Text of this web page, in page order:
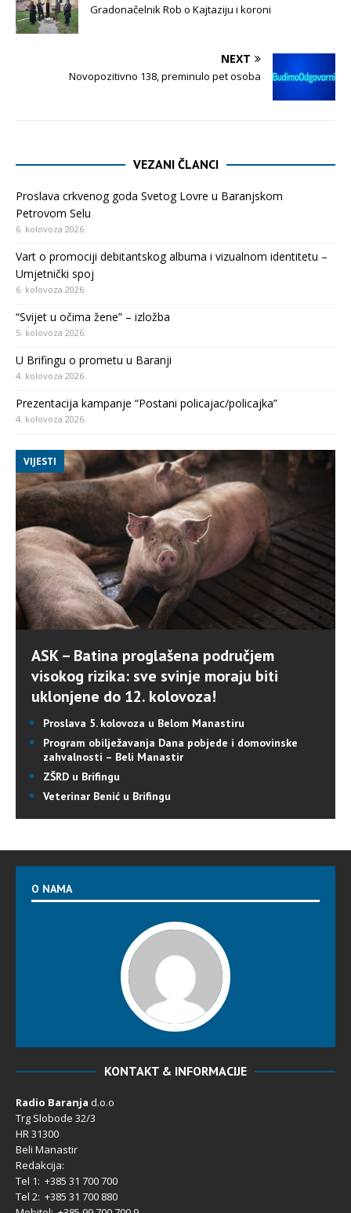
Gradonačelnik Rob o Kajtaziju i koroni
NEXT
Novopozitivno 138, preminulo pet osoba
VEZANI ČLANCI
Proslava crkvenog goda Svetog Lovre u Baranjskom
Petrovom Selu
6. kolovoza 2026.
Vart o promociji debitantskog albuma i vizualnom identitetu –
Umjetnički spoj
6. kolovoza 2026.
“Svijet u očima žene” – izložba
5. kolovoza 2026.
U Brifingu o prometu u Baranji
4. kolovoza 2026.
Prezentacija kampanje “Postani policajac/policajka”
4. kolovoza 2026.
VIJESTI
ASK – Batina proglašena područjem
visokog rizika: sve svinje moraju biti
uklonjene do 12. kolovoza!
Proslava 5. kolovoza u Belom Manastiru
Program obilježavanja Dana pobjede i domovinske
zahvalnosti – Beli Manastir
ZŠRD u Brifingu
Veterinar Benić u Brifingu
O NAMA
KONTAKT & INFORMACIJE
Radio Baranja d.o.o
Trg Slobode 32/3
HR 31300
Beli Manastir
Redakcija:
Tel 1: +385 31 700 700
Tel 2: +385 31 700 880